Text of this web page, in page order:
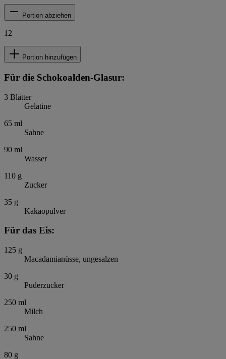
Portion abziehen
12
Portion hinzufügen
Für die Schokoalden-Glasur:
3 Blätter
Gelatine
65 ml
Sahne
90 ml
Wasser
110 g
Zucker
35 g
Kakaopulver
Für das Eis:
125 g
Macadamianüsse, ungesalzen
30 g
Puderzucker
250 ml
Milch
250 ml
Sahne
80 g